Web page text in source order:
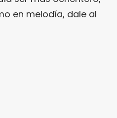
en melodía, dale al